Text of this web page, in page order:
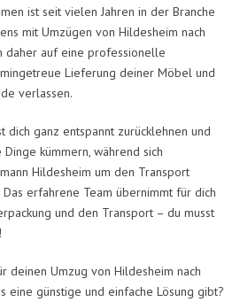
ist seit vielen Jahren in der Branche
mit Umzügen von Hildesheim nach
daher auf eine professionelle
Lieferung deiner Möbel und
verlassen.
dich ganz entspannt zurücklehnen und
kümmern, während sich
Hildesheim um den Transport
erfahrene Team übernimmt für dich
und den Transport – du musst
deinen Umzug von Hildesheim nach
eine günstige und einfache Lösung gibt?